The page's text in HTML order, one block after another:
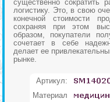
существенно сократить
логистику. Это, в свою
конечной стоимости
сохраняя при этом
образом, покупатели
сочетает в себе
делает ее
рынке.
Артикул:
Материал